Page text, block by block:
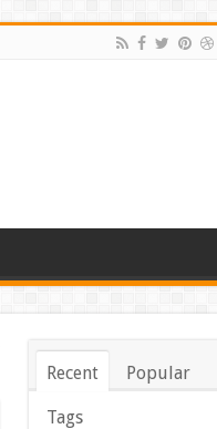
Recent Popular
Tags